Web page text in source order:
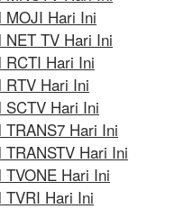
MOJI Hari Ini
NET TV Hari Ini
RCTI Hari Ini
RTV Hari Ini
SCTV Hari Ini
TRANS7 Hari Ini
TRANSTV Hari Ini
TVONE Hari Ini
TVRI Hari Ini